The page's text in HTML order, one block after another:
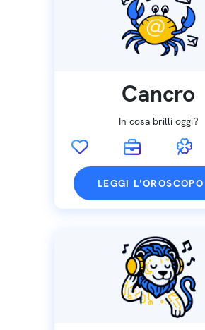
Cancro
In cosa brilli oggi?
LEGGI L'OROSCOPO